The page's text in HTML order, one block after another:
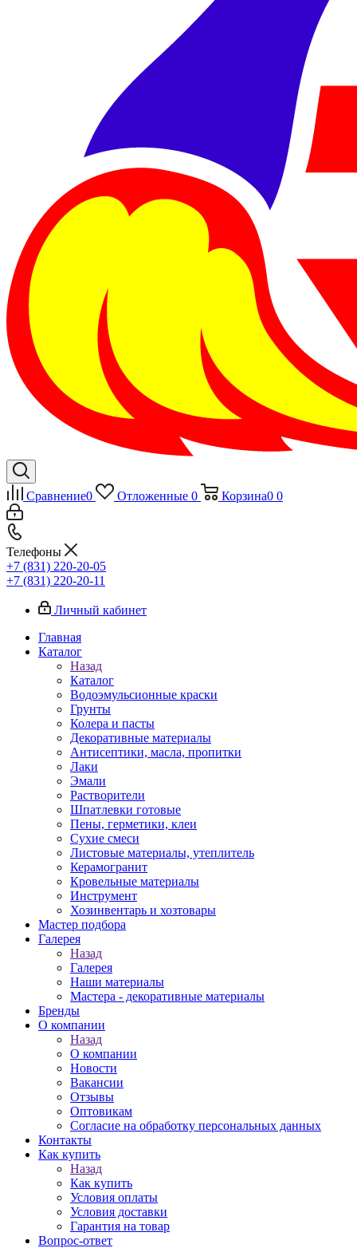
Сравнение0 Отложенные 0 Корзина0 0
Телефоны
+7 (831) 220-20-05
+7 (831) 220-20-11
Личный кабинет
Главная
Каталог
Назад
Каталог
Водоэмульсионные краски
Грунты
Колера и пасты
Декоративные материалы
Антисептики, масла, пропитки
Лаки
Эмали
Растворители
Шпатлевки готовые
Пены, герметики, клеи
Сухие смеси
Листовые материалы, утеплитель
Керамогранит
Кровельные материалы
Инструмент
Хозинвентарь и хозтовары
Мастер подбора
Галерея
Назад
Галерея
Наши материалы
Мастера - декоративные материалы
Бренды
О компании
Назад
О компании
Новости
Вакансии
Отзывы
Оптовикам
Cогласие на обработку персональных данных
Контакты
Как купить
Назад
Как купить
Условия оплаты
Условия доставки
Гарантия на товар
Вопрос-ответ